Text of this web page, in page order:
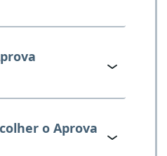
o Aprova